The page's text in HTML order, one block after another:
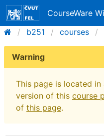
CourseWare
b251
courses
Warning
This page is located
version of this course
of this page.